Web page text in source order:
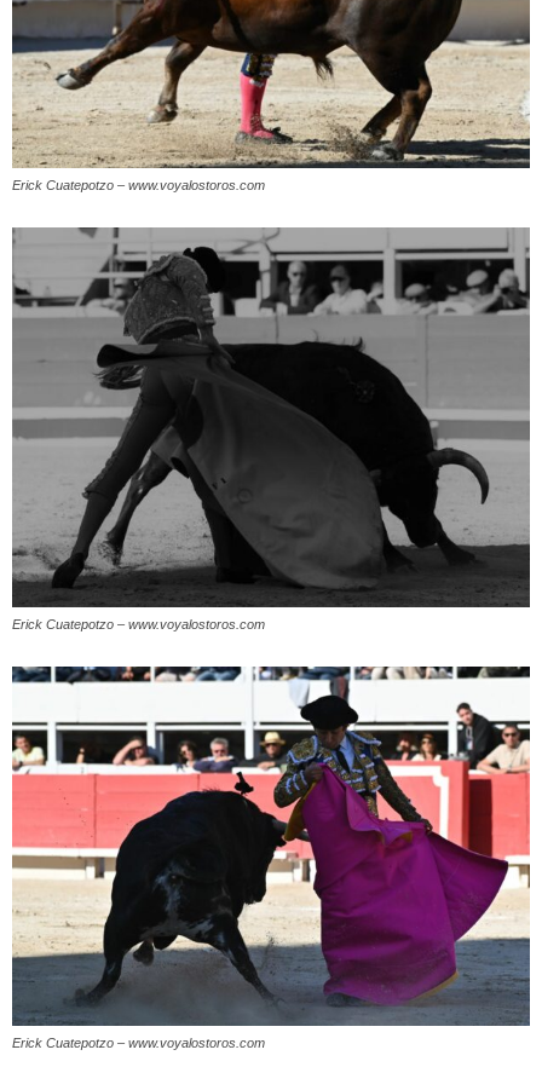
Erick Cuatepotzo – www.voyalostoros.com
Erick Cuatepotzo – www.voyalostoros.com
Erick Cuatepotzo – www.voyalostoros.com